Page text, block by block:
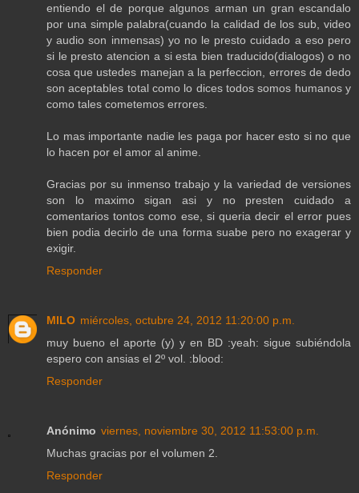
entiendo el de porque algunos arman un gran escandalo
por una simple palabra(cuando la calidad de los sub, video
y audio son inmensas) yo no le presto cuidado a eso pero
si le presto atencion a si esta bien traducido(dialogos) o no
cosa que ustedes manejan a la perfeccion, errores de dedo
son aceptables total como lo dices todos somos humanos y
como tales cometemos errores.
Lo mas importante nadie les paga por hacer esto si no que
lo hacen por el amor al anime.
Gracias por su inmenso trabajo y la variedad de versiones
son lo maximo sigan asi y no presten cuidado a
comentarios tontos como ese, si queria decir el error pues
bien podia decirlo de una forma suabe pero no exagerar y
exigir.
Responder
MILO miércoles, octubre 24, 2012 11:20:00 p.m.
muy bueno el aporte (y) y en BD :yeah: sigue subiéndola
espero con ansias el 2º vol. :blood:
Responder
Anónimo viernes, noviembre 30, 2012 11:53:00 p.m.
Muchas gracias por el volumen 2.
Responder